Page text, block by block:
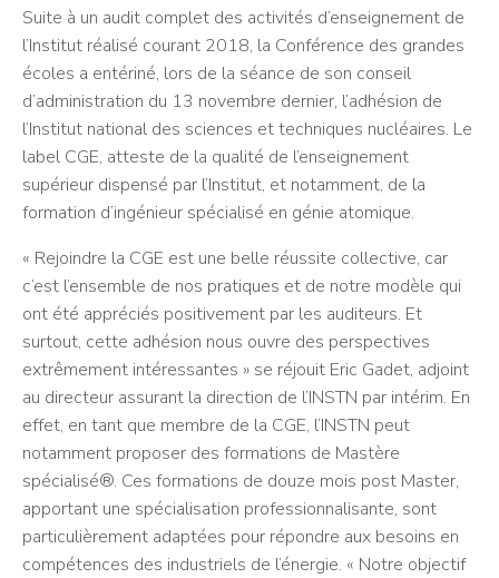
Suite à un audit complet des activités d’enseignement de
l’Institut réalisé courant 2018, la Conférence des grandes
écoles a entériné, lors de la séance de son conseil
d’administration du 13 novembre dernier, l’adhésion de
l’Institut national des sciences et techniques nucléaires. Le
label CGE, atteste de la qualité de l’enseignement
supérieur dispensé par l’Institut, et notamment, de la
formation d’ingénieur spécialisé en génie atomique.
« Rejoindre la CGE est une belle réussite collective, car
c’est l’ensemble de nos pratiques et de notre modèle qui
ont été appréciés positivement par les auditeurs. Et
surtout, cette adhésion nous ouvre des perspectives
extrêmement intéressantes » se réjouit Eric Gadet, adjoint
au directeur assurant la direction de l’INSTN par intérim. En
effet, en tant que membre de la CGE, l’INSTN peut
notamment proposer des formations de Mastère
spécialisé®. Ces formations de douze mois post Master,
apportant une spécialisation professionnalisante, sont
particulièrement adaptées pour répondre aux besoins en
compétences des industriels de l’énergie. « Notre objectif